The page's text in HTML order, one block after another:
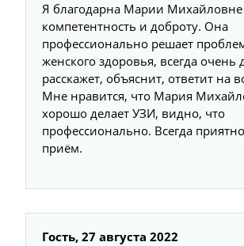
Я благодарна Марии Михайловне
компетентность и доброту. Она
профессионально решает
женского здоровья, всегда очень
расскажет, объяснит, ответит на
Мне нравится, что Мария
хорошо делает УЗИ, видно, что
профессионально. Всегда
приём.
Гость, 27 августа 2022